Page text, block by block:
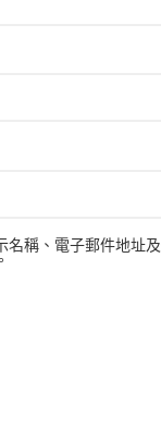
名稱、電子郵件地址